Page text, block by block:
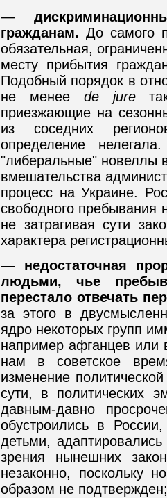
—
гражданам. До самого
обязательная,
месту прибытия
Подобный порядок в
не менее de jure
приезжающие на
из соседних
определение
"либеральные" новеллы
вмешательства
процесс на Украине.
свободного пребывания
не затрагивая сути
характера
—
недостаточная
людьми, чье
перестало отвечать
за этого в
ядро некоторых групп
например афганцев или
нам в советское
изменение
сути, в политических
давным-давно
обустроились в
детьми,
зрения нынешних
незаконно, поскольку
образом не подтвержден;